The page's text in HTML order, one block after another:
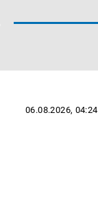
06.08.2026, 04:24